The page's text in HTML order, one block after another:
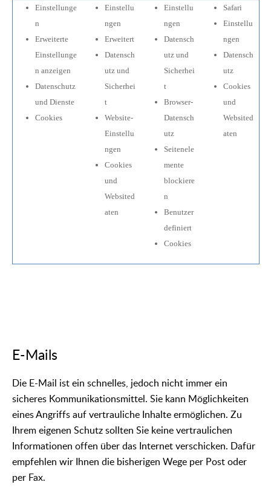
Einstellunge
n
Erweiterte
Einstellunge
n anzeigen
Datenschutz
und Dienste
Cookies
Einstellu
ngen
Erweitert
Datensch
utz und
Sicherhei
t
Website-
Einstellu
ngen
Cookies
und
Websited
aten
Einstellu
ngen
Datensch
utz und
Sicherhei
t
Browser-
Datensch
utz
Seitenele
mente
blockiere
n
Benutzer
definiert
Cookies
Safari
Einstellu
ngen
Datensch
utz
Cookies
und
Websited
aten
E-Mails
Die E-Mail ist ein schnelles, jedoch nicht immer ein
sicheres Kommunikationsmittel. Sie kann Möglichkeiten
eines Angriffs auf vertrauliche Inhalte ermöglichen. Zu
Ihrem eigenen Schutz sollten Sie keine vertraulichen
Informationen offen über das Internet verschicken. Dafür
empfehlen wir Ihnen die bisherigen Wege per Post oder
per Fax.